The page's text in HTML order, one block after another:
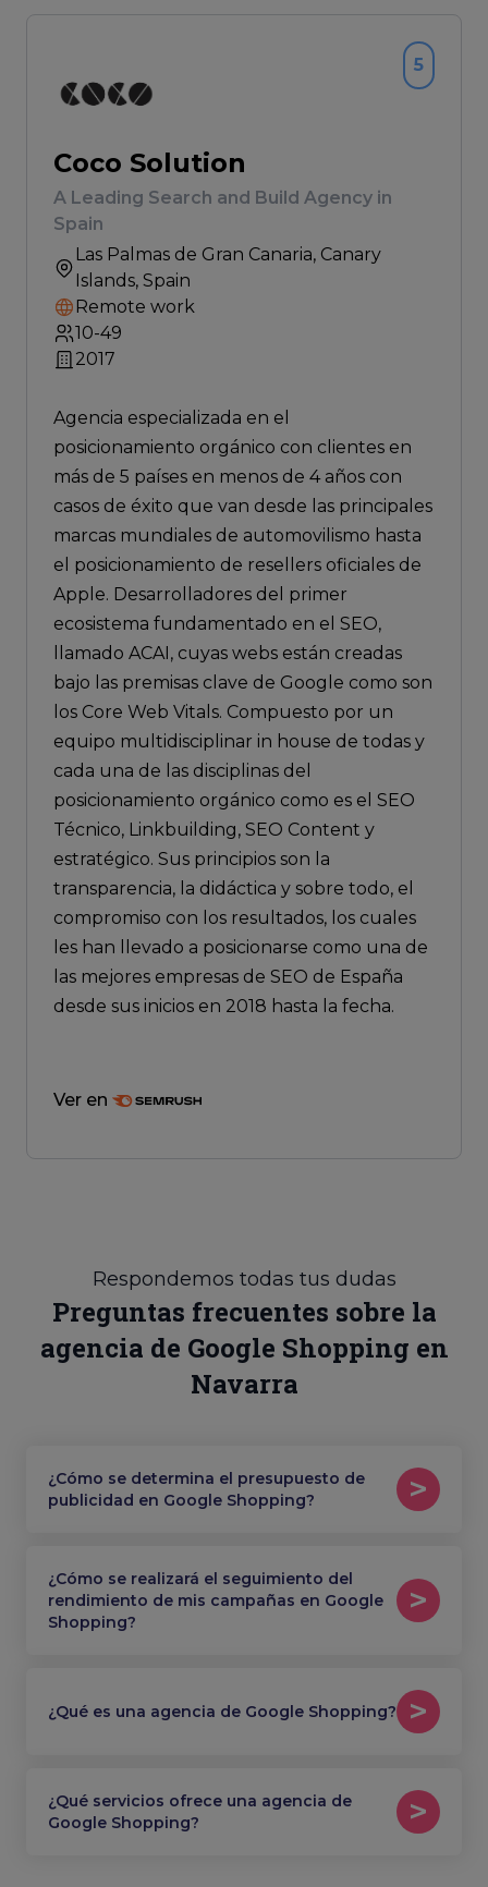
Coco Solution
A Leading Search and Build Agency in
Spain
Las Palmas de Gran Canaria, Canary
Islands, Spain
Remote work
10-49
2017
5
Agencia especializada en el
posicionamiento orgánico con clientes en
más de 5 países en menos de 4 años con
casos de éxito que van desde las principales
marcas mundiales de automovilismo hasta
el posicionamiento de resellers oficiales de
Apple. Desarrolladores del primer
ecosistema fundamentado en el SEO,
llamado ACAI, cuyas webs están creadas
bajo las premisas clave de Google como son
los Core Web Vitals. Compuesto por un
equipo multidisciplinar in house de todas y
cada una de las disciplinas del
posicionamiento orgánico como es el SEO
Técnico, Linkbuilding, SEO Content y
estratégico. Sus principios son la
transparencia, la didáctica y sobre todo, el
compromiso con los resultados, los cuales
les han llevado a posicionarse como una de
las mejores empresas de SEO de España
desde sus inicios en 2018 hasta la fecha.
Ver en
Respondemos todas tus dudas
Preguntas frecuentes sobre la
agencia de Google Shopping en
Navarra
¿Cómo se determina el presupuesto de
publicidad en Google Shopping?
¿Cómo se realizará el seguimiento del
rendimiento de mis campañas en Google
Shopping?
¿Qué es una agencia de Google Shopping?
¿Qué servicios ofrece una agencia de
Google Shopping?